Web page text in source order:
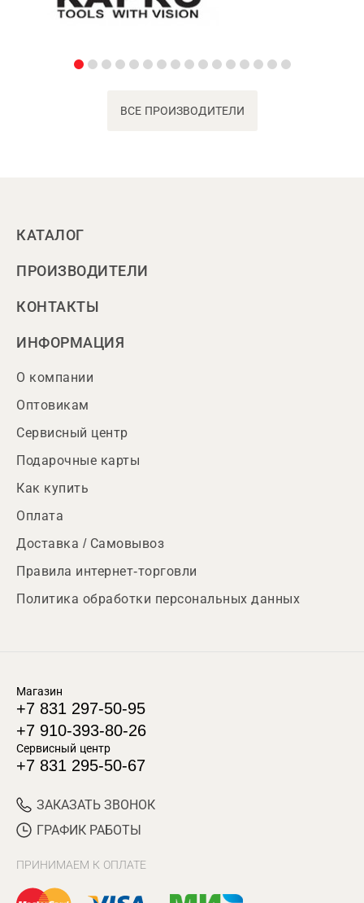
ВСЕ ПРОИЗВОДИТЕЛИ
КАТАЛОГ
ПРОИЗВОДИТЕЛИ
КОНТАКТЫ
ИНФОРМАЦИЯ
О компании
Оптовикам
Сервисный центр
Подарочные карты
Как купить
Оплата
Доставка / Самовывоз
Правила интернет-торговли
Политика обработки персональных данных
Магазин
+7 831 297-50-95
+7 910-393-80-26
Сервисный центр
+7 831 295-50-67
ЗАКАЗАТЬ ЗВОНОК
ГРАФИК РАБОТЫ
ПРИНИМАЕМ К ОПЛАТЕ